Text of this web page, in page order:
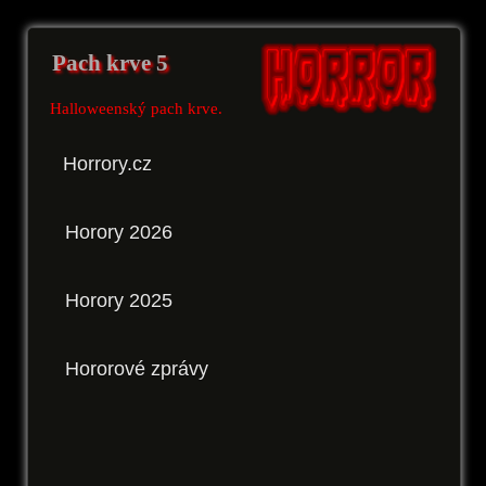
Pach krve 5
Halloweenský pach krve.
Horrory.cz
Horory 2026
Horory 2025
Hororové zprávy